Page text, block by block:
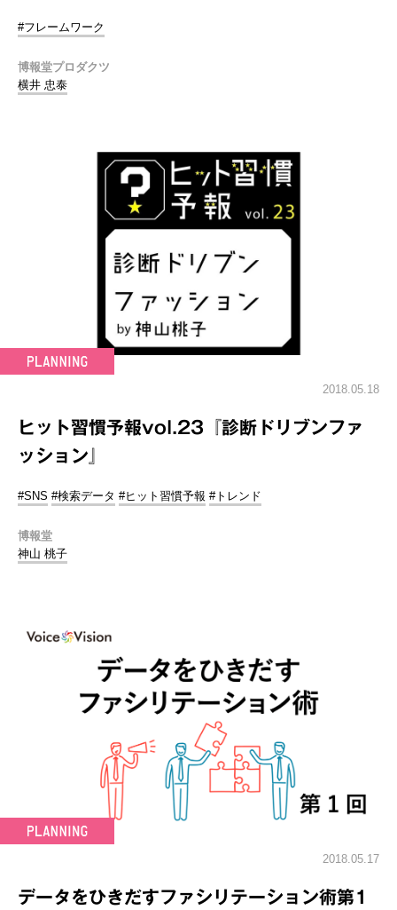
#フレームワーク
博報堂プロダクツ
横井 忠泰
2018.05.18
ヒット習慣予報vol.23『診断ドリブンファ
ッション』
#SNS #検索データ #ヒット習慣予報 #トレンド
博報堂
神山 桃子
2018.05.17
データをひきだすファシリテーション術第1